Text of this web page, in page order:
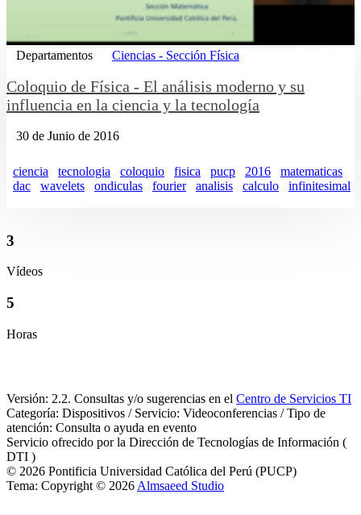
Departamentos Ciencias - Sección Física
Coloquio de Física - El análisis moderno y su
influencia en la ciencia y la tecnología
30 de Junio de 2016
ciencia tecnologia coloquio fisica pucp 2016
matematicas
dac
wavelets ondiculas fourier analisis calculo infinitesimal
3
Vídeos
5
Horas
Versión: 2.2. Consultas y/o sugerencias en el Centro de Servicios TI
Categoría: Dispositivos / Servicio: Videoconferencias / Tipo de
atención: Consulta o ayuda en evento
Servicio ofrecido por la Dirección de Tecnologías de Información (
DTI )
© 2026 Pontificia Universidad Católica del Perú (PUCP)
Tema: Copyright © 2026 Almsaeed Studio